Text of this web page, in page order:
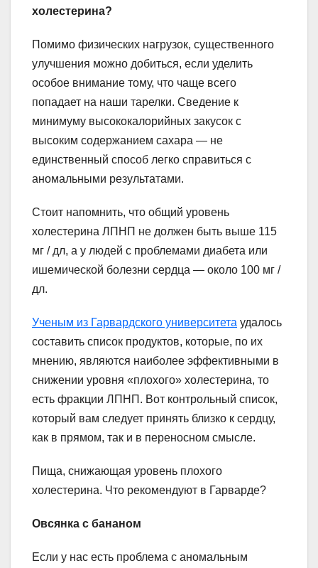
холестерина?
Помимо физических нагрузок, существенного
улучшения можно добиться, если уделить
особое внимание тому, что чаще всего
попадает на наши тарелки. Сведение к
минимуму высококалорийных закусок с
высоким содержанием сахара — не
единственный способ легко справиться с
аномальными результатами.
Стоит напомнить, что общий уровень
холестерина ЛПНП не должен быть выше 115
мг / дл, а у людей с проблемами диабета или
ишемической болезни сердца — около 100 мг /
дл.
Ученым из Гарвардского университета удалось
составить список продуктов, которые, по их
мнению, являются наиболее эффективными в
снижении уровня «плохого» холестерина, то
есть фракции ЛПНП. Вот контрольный список,
который вам следует принять близко к сердцу,
как в прямом, так и в переносном смысле.
Пища, снижающая уровень плохого
холестерина. Что рекомендуют в Гарварде?
Овсянка с бананом
Если у нас есть проблема с аномальным